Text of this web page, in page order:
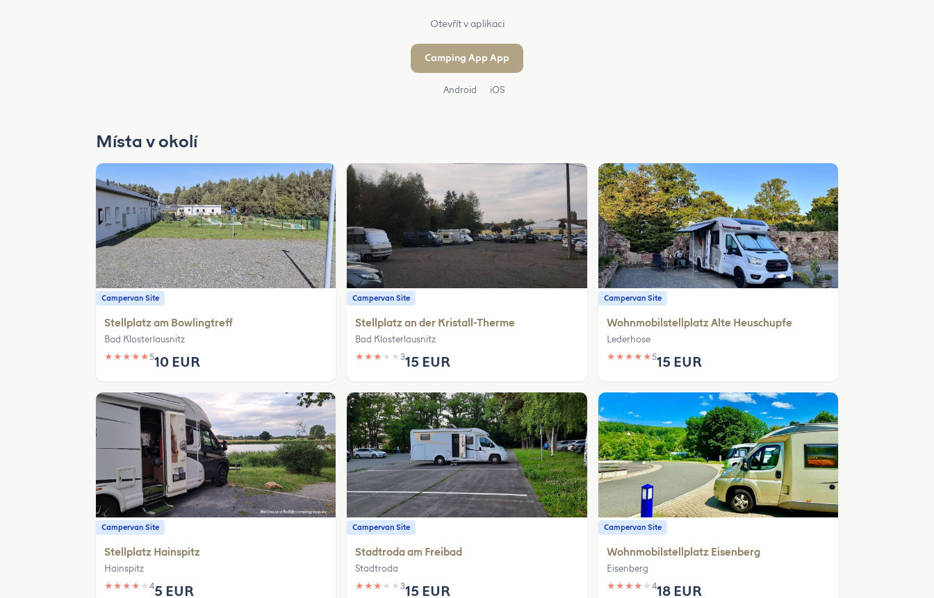
Otevřít v aplikaci
Camping App App
Android iOS
Místa v okolí
Campervan Site
Stellplatz am Bowlingtreff
Bad Klosterlausnitz
★ ★ ★ ★ ★510 EUR
Campervan Site
Stellplatz an der Kristall-Therme
Bad Klosterlausnitz
★ ★ ★ ★ ★315 EUR
Campervan Site
Wohnmobilstellplatz Alte Heuschupfe
Lederhose
★ ★ ★ ★ ★515 EUR
Campervan Site
Stellplatz Hainspitz
Hainspitz
★ ★ ★ ★ ★ 45 EUR
Campervan Site
Stadtroda am Freibad
Stadtroda
★ ★ ★ ★ ★315 EUR
Campervan Site
Wohnmobilstellplatz Eisenberg
Eisenberg
★ ★ ★ ★ ★ 418 EUR